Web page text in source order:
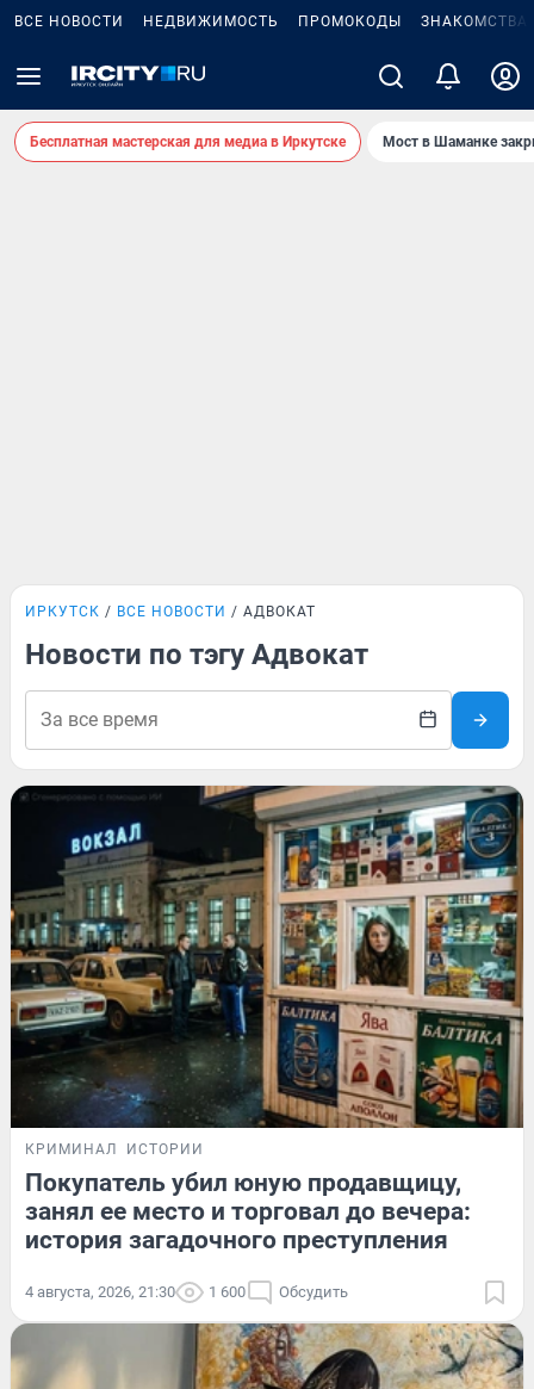
ВСЕ НОВОСТИ НЕДВИЖИМОСТЬ ПРОМОКОДЫ ЗНАКОМСТВА
Бесплатная мастерская для медиа в Иркутске Мост в Шаманке
ИРКУТСК ВСЕ НОВОСТИ АДВОКАТ
Новости по тэгу Адвокат
КРИМИНАЛ ИСТОРИИ
Покупатель убил юную продавщицу,
занял ее место и торговал до вечера:
история загадочного преступления
4 августа, 2026, 21:30 1 600 Обсудить